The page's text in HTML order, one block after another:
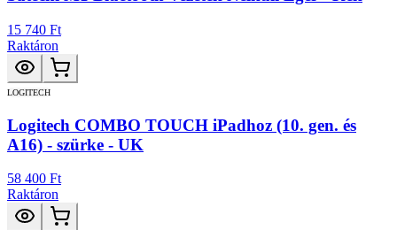
15 740 Ft
Raktáron
LOGITECH
Logitech COMBO TOUCH iPadhoz (10. gen. és
A16) - szürke - UK
58 400 Ft
Raktáron